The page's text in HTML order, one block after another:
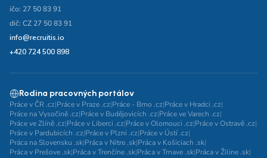
ičo: 27 50 83 91
dič: CZ 27 50 83 91
info@recruitis.io
+420 724 500 898
Rodina pracovných portálov
Práce v ČR .cz|Práce v Praze .cz|Práce - Brno .cz|Práce v Hradci .cz|
Práce na Vysočině .cz|Práce v Budějovicích .cz|Práce ve Varech .cz|
Práce ve Zlíně .cz|Práce v Liberci .cz|Práce v Olomouci .cz|Práce v Ostravě .cz|
Práce v Pardubicích .cz|Práce v Plzni .cz|Práce v Ústí .cz|
Práca na Slovensku .sk|Práca v Nitre .sk|Práca v Košiciach .sk|
Práca v Prešove .sk|Práca v Trenčíne .sk|Práca v Trnave .sk|Práca v Žiline .sk|